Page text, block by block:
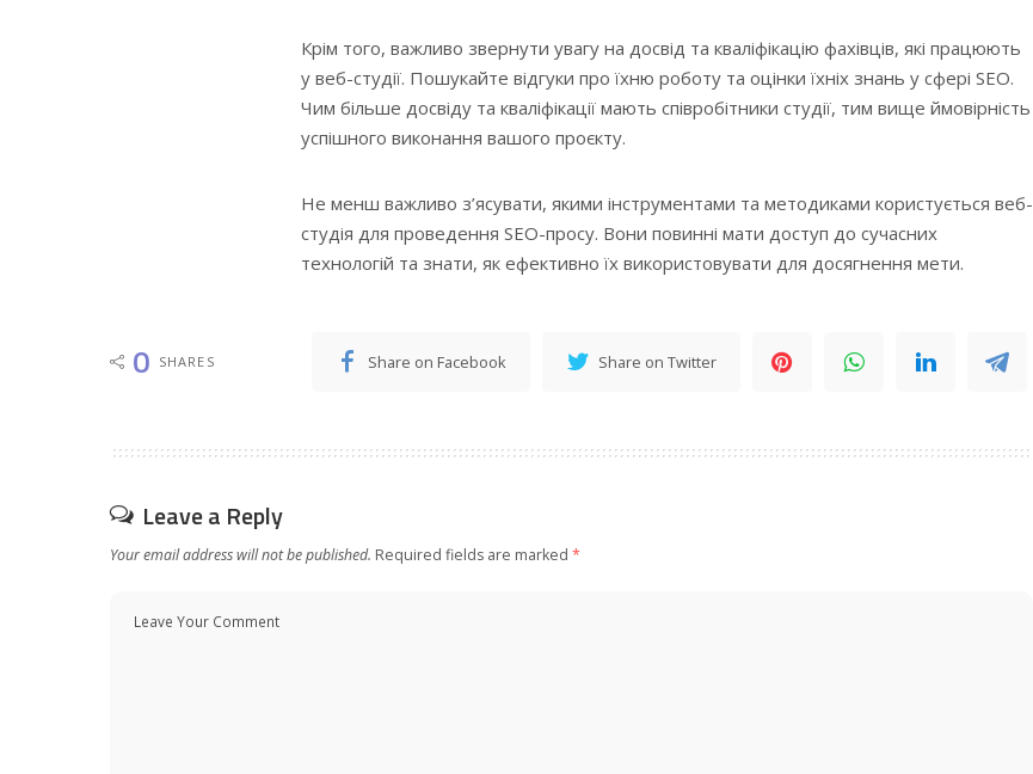
Крім того, важливо звернути увагу на досвід та кваліфікацію фахівців, які працюють
у веб-студії. Пошукайте відгуки про їхню роботу та оцінки їхніх знань у сфері SEO.
Чим більше досвіду та кваліфікації мають співробітники студії, тим вище ймовірність
успішного виконання вашого проєкту.
Не менш важливо з’ясувати, якими інструментами та методиками користується веб-
студія для проведення SEO-просу. Вони повинні мати доступ до сучасних
технологій та знати, як ефективно їх використовувати для досягнення мети.
0 SHARES Share on Facebook Share on Twitter
Leave a Reply
Your email address will not be published. Required fields are marked *